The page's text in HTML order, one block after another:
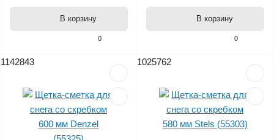
0
В корзину
0
В корзину
1142843 1025762